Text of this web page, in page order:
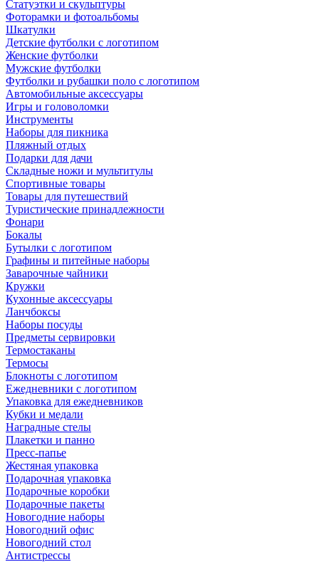
Статуэтки и скульптуры
Фоторамки и фотоальбомы
Шкатулки
Детские футболки с логотипом
Женские футболки
Мужские футболки
Футболки и рубашки поло с логотипом
Автомобильные аксессуары
Игры и головоломки
Инструменты
Наборы для пикника
Пляжный отдых
Подарки для дачи
Складные ножи и мультитулы
Спортивные товары
Товары для путешествий
Туристические принадлежности
Фонари
Бокалы
Бутылки с логотипом
Графины и питейные наборы
Заварочные чайники
Кружки
Кухонные аксессуары
Ланчбоксы
Наборы посуды
Предметы сервировки
Термостаканы
Термосы
Блокноты с логотипом
Ежедневники с логотипом
Упаковка для ежедневников
Кубки и медали
Наградные стелы
Плакетки и панно
Пресс-папье
Жестяная упаковка
Подарочная упаковка
Подарочные коробки
Подарочные пакеты
Новогодние наборы
Новогодний офис
Новогодний стол
Антистрессы